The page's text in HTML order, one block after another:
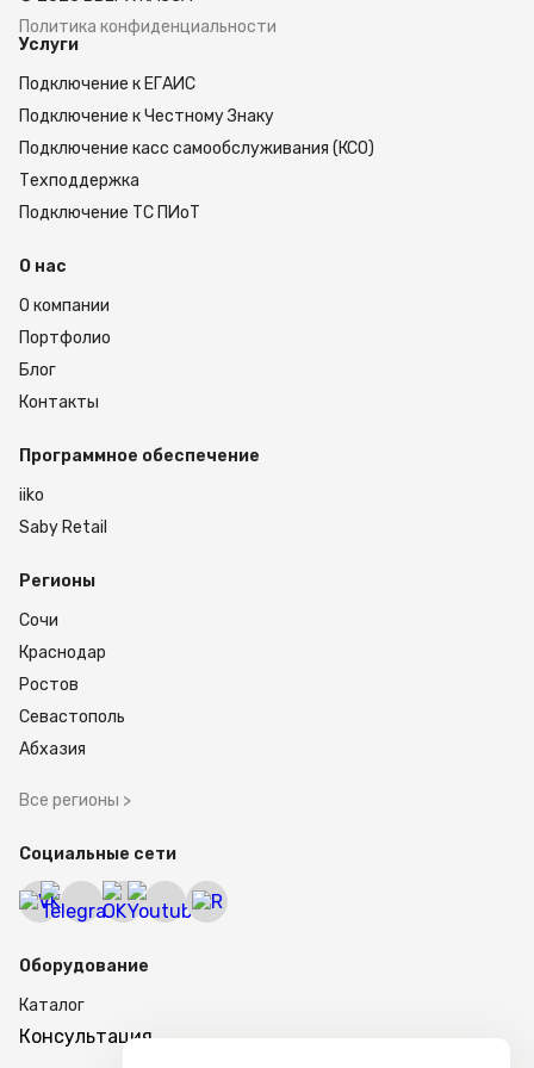
заказов осуществляется по Москве или в любой
город России. Мы гарантируем быструю и
сайте или позвоните нам, чтобы оформить
покупку.
Политика конфиденциальности
Услуги
Подключение к ЕГАИС
Подключение к Честному Знаку
Подключение касс самообслуживания (КСО)
Техподдержка
Подключение ТС ПИоТ
О нас
О компании
Портфолио
Блог
Контакты
Программное обеспечение
iiko
Saby Retail
Регионы
Сочи
Краснодар
Ростов
Севастополь
Абхазия
Все регионы >
Социальные сети
Оборудование
Каталог
Консультация